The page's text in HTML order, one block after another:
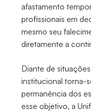
afastamento
profissionais em
mesmo seu
diretamente a
Diante de
institucional torna-
permanência dos
esse objetivo, a